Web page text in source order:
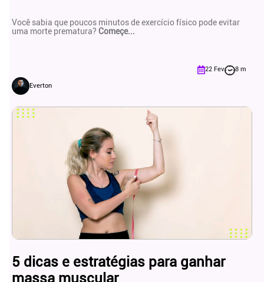
Você sabia que poucos minutos de exercício físico pode evitar
uma morte prematura? Começe...
Everton
22 Fev 8 m
5 dicas e estratégias para ganhar
massa muscular